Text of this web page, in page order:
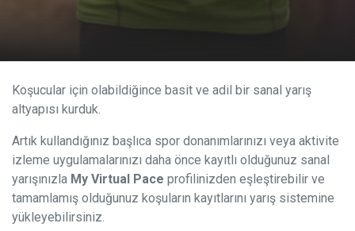
Koşucular için olabildiğince basit ve adil bir sanal yarış
altyapısı kurduk.
Artık kullandığınız başlıca spor donanımlarınızı veya aktivite
izleme uygulamalarınızı daha önce kayıtlı olduğunuz sanal
yarışınızla My Virtual Pace profilinizden eşleştirebilir ve
tamamlamış olduğunuz koşuların kayıtlarını yarış sistemine
yükleyebilirsiniz.